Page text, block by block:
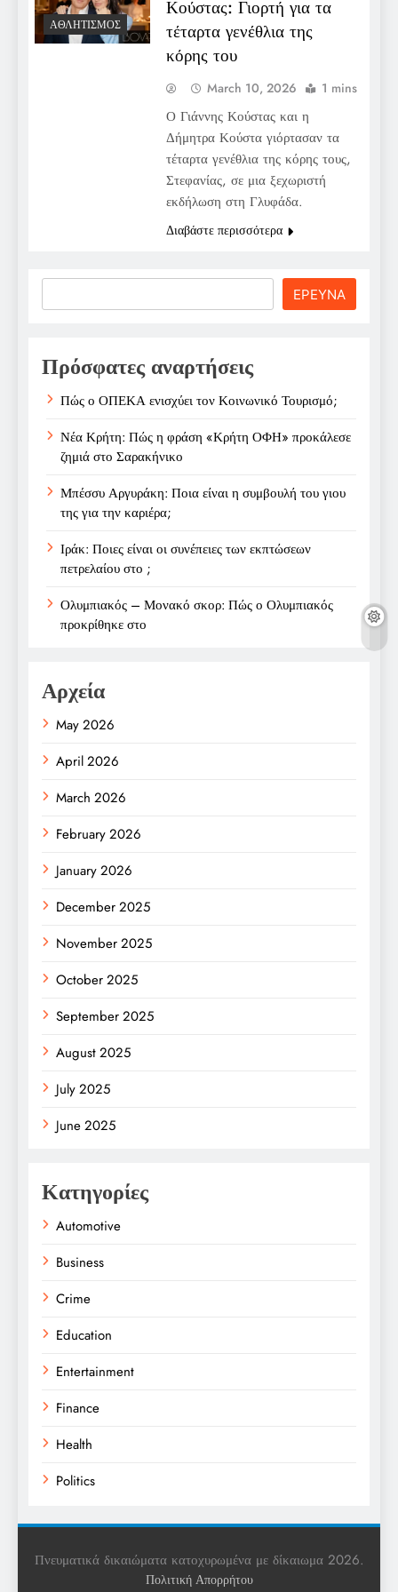
ΑΘΛΗΤΙΣΜΌΣ
Κούστας: Γιορτή για τα
τέταρτα γενέθλια της
κόρης του
March 10, 2026 1 mins
Ο Γιάννης Κούστας και η
Δήμητρα Κούστα γιόρτασαν τα
τέταρτα γενέθλια της κόρης τους,
Στεφανίας, σε μια ξεχωριστή
εκδήλωση στη Γλυφάδα.
Διαβάστε περισσότερα
ΕΡΕΥΝΑ
Πρόσφατες αναρτήσεις
Πώς ο ΟΠΕΚΑ ενισχύει τον Κοινωνικό Τουρισμό;
Νέα Κρήτη: Πώς η φράση «Κρήτη ΟΦΗ» προκάλεσε
ζημιά στο Σαρακήνικο
Μπέσσυ Αργυράκη: Ποια είναι η συμβουλή του γιου
της για την καριέρα;
Ιράκ: Ποιες είναι οι συνέπειες των εκπτώσεων
πετρελαίου στο ;
Ολυμπιακός – Μονακό σκορ: Πώς ο Ολυμπιακός
προκρίθηκε στο
Αρχεία
May 2026
April 2026
March 2026
February 2026
January 2026
December 2025
November 2025
October 2025
September 2025
August 2025
July 2025
June 2025
Κατηγορίες
Automotive
Business
Crime
Education
Entertainment
Finance
Health
Politics
Science
Πνευματικά δικαιώματα κατοχυρωμένα με δίκαιωμα 2026.
Πολιτική Απορρήτου